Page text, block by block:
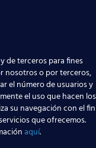
(TOA)
todas aquellas
Aeropuerto:
de terceros para fines
nosotros o por terceros,
el número de usuarios y
el uso que hacen los
su navegación con el fin
que ofrecemos.
aquí.